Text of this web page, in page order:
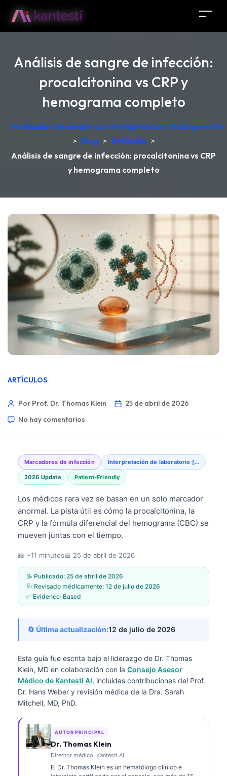
Análisis de sangre de infección:
procalcitonina vs CRP y
hemograma completo
Analizador de sangre con inteligencia artificial
> Blog > Artículos >
Análisis de sangre de infección: procalcitonina vs CRP
y hemograma completo
ARTÍCULOS
Por Prof. Dr. Thomas Klein
25 de abril de 2026
No hay comentarios
Marcadores de infección Interpretación de laboratorio [...
2026 Update Patient-Friendly
Los médicos rara vez se basan en un solo marcador
anormal. La pista útil es cómo la procalcitonina, la
CRP y la fórmula diferencial del hemograma (CBC) se
mueven juntas con el tiempo.
📖 ~11 minutos📅 25 de abril de 2026
📝 Publicado: 25 de abril de 2026
🩺 Revisado médicamente: 12 de julio de 2026
✅ Evidence-Based
🔄 Última actualización:12 de julio de 2026
Esta guía fue escrita bajo el liderazgo de Dr. Thomas
Klein, MD en colaboración con la Consejo Asesor
Médico de Kantesti AI, incluidas contribuciones del Prof.
Dr. Hans Weber y revisión médica de la Dra. Sarah
Mitchell, MD, PhD.
AUTOR PRINCIPAL
Dr. Thomas Klein
Director médico, Kantesti AI
El Dr. Thomas Klein es un hematólogo clínico e